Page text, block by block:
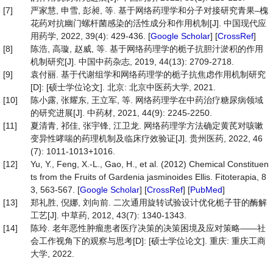
[7]
严家慧, 申雪, 彭昶, 等. 基于网络药理学和分子对接研究青果–槐
花药对抗幽门螺杆菌感染的活性成分和作用机制[J]. 中国现代应
用药学, 2022, 39(4): 429-436. [Google Scholar] [CrossRef]
[8]
陈浩, 高璇, 赵威, 等. 基于网络药理学的栀子抗胆汁淤积的作用
机制研究[J]. 中国中药杂志, 2019, 44(13): 2709-2718.
[9]
袁付丽. 基于代谢组学和网络药理学的栀子抗焦虑作用机制研究
[D]: [硕士学位论文]. 北京: 北京中医药大学, 2021.
[10]
陈小露, 张耀东, 王立军, 等. 网络药理学在中药治疗糖尿病领域
的研究进展[J]. 中药材, 2021, 44(9): 2245-2250.
[11]
夏清青, 祁佳, 张宇锋, 江卫龙. 网络药理学方法确定黄芪对咳嗽
变异性哮喘的药理机制及临床疗效验证[J]. 贵州医药, 2022, 46
(7): 1011-1013+1016.
[12]
Yu, Y., Feng, X.-L., Gao, H., et al. (2012) Chemical Constituen
ts from the Fruits of Gardenia jasminoides Ellis. Fitoterapia, 8
3, 563-567. [Google Scholar] [CrossRef] [PubMed]
[13]
郑礼胜, 倪娜, 刘向前. 二次通用旋转试验设计优化栀子苷的酶解
工艺[J]. 中草药, 2012, 43(7): 1340-1343.
[14]
陈玲. 老年恶性肿瘤患者医疗决策的决策困境及应对策略——社
会工作视角下的观察与思考[D]: [硕士学位论文]. 重庆: 重庆工商
大学, 2022.